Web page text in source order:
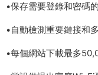
•保存需要登錄和密碼
•自動檢測重要鏈接和
•每個網站下載最多